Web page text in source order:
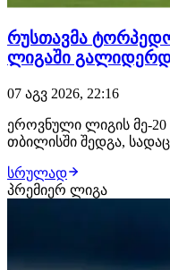
რუსთავმა
ლიგაში
07 აგვ 2026, 22:16
ეროვნული ლიგის მე-
თბილისში შედგა,
წუთზე რუსთაველები
ალმეიდამ დააწინაურა,
ბოლომდე მიიყვანეს.
სრულად
პრემიერ ლიგა